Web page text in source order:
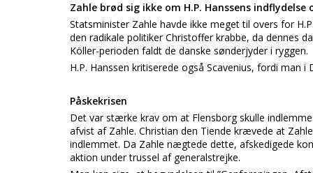
Zahle brød sig ikke om H.P. Hanssens
Statsminister Zahle havde ikke meget til overs for
den radikale politiker Christoffer krabbe, da dennes
Köller-perioden faldt de danske sønderjyder i ryggen.
H.P. Hanssen kritiserede også Scavenius, fordi man
Påskekrisen
Det var stærke krav om at Flensborg skulle
afvist af Zahle. Christian den Tiende krævede at
indlemmet. Da Zahle nægtede dette, afskedigede
aktion under trussel af generalstrejke.